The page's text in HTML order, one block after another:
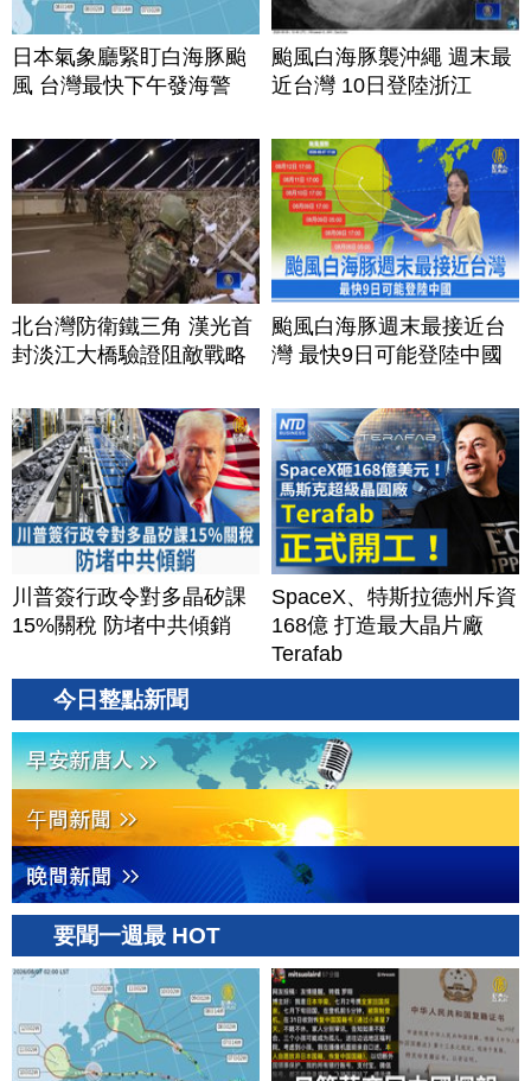
日本氣象廳緊盯白海豚颱
風 台灣最快下午發海警
颱風白海豚襲沖繩 週末最
近台灣 10日登陸浙江
北台灣防衛鐵三角 漢光首
封淡江大橋驗證阻敵戰略
颱風白海豚週末最接近台
灣 最快9日可能登陸中國
川普簽行政令對多晶矽課
15%關稅 防堵中共傾銷
SpaceX、特斯拉德州斥資
168億 打造最大晶片廠
Terafab
今日整點新聞
要聞一週最 HOT